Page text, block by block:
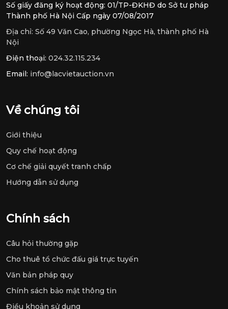
Số giấy đăng ký hoạt động: 01/TP-ĐKHĐ do Sở tư pháp
Thành phố Hà Nội Cấp ngày 07/08/2017
Địa chỉ: Số 49 Văn Cao, phường Ngọc Hà, thành phố Hà
Nội
Điện thoại: 024.32.115.234
Email: info@lacvietauction.vn
Về chúng tôi
Giới thiệu
Quy chế hoạt động
Cơ chế giải quyết tranh chấp
Hướng dẫn sử dụng
Chính sách
Câu hỏi thường gặp
Cho thuê tổ chức đấu giá trực tuyến
Văn bản pháp quy
Chính sách bảo mật thông tin
Điều khoản sử dụng